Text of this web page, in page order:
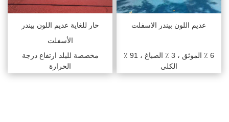
عديم اللون بيندر الاسفلت
6 ٪ الموثق ، 3 ٪ الصباغ ، 91 ٪
الكلي
حار للغاية عديم اللون بيندر
الأسفلت
مخصصة للبلد ارتفاع درجة
الحرارة